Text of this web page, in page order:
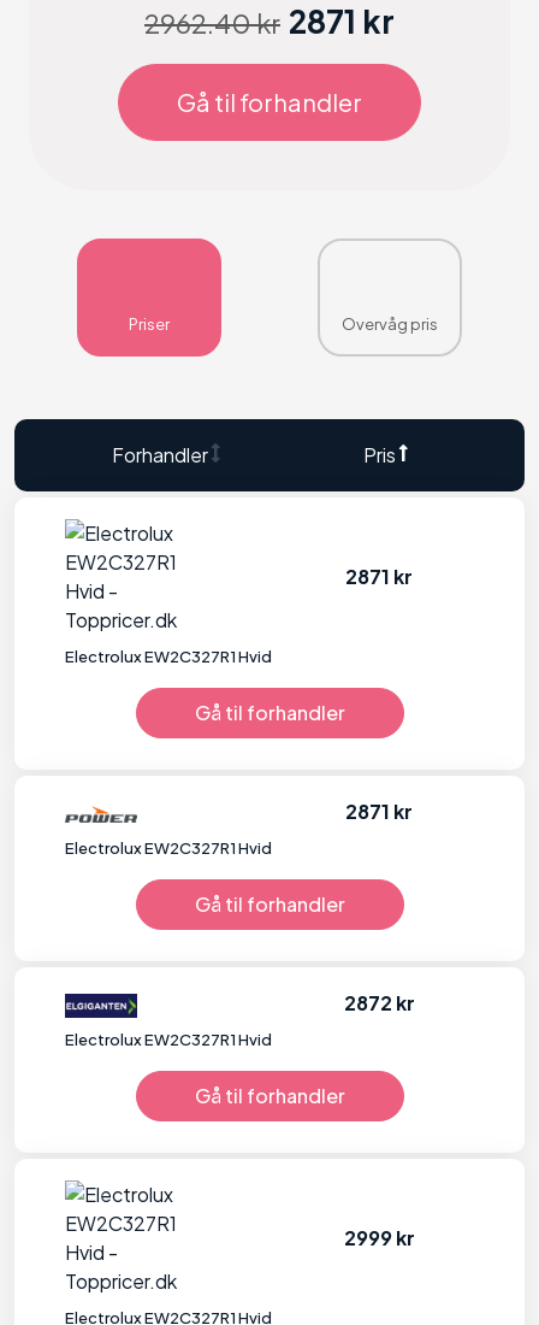
2962.40 kr 2871 kr
Gå til forhandler
Priser Overvåg pris
Forhandler Pris
Electrolux EW2C327R1 Hvid
2871 kr
Gå til forhandler
Electrolux EW2C327R1 Hvid
2871 kr
Gå til forhandler
Electrolux EW2C327R1 Hvid
2872 kr
Gå til forhandler
Electrolux EW2C327R1 Hvid
2999 kr